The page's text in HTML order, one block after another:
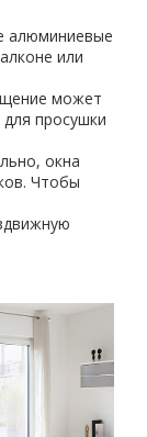
алюминиевые
или
может
просушки
окна
Чтобы